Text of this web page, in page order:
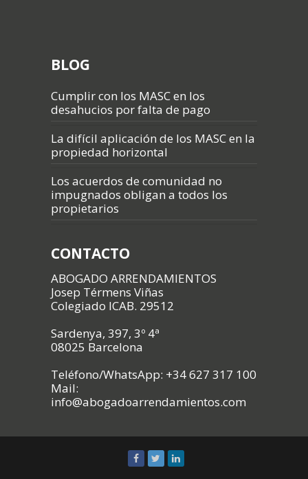
BLOG
Cumplir con los MASC en los
desahucios por falta de pago
La difícil aplicación de los MASC en la
propiedad horizontal
Los acuerdos de comunidad no
impugnados obligan a todos los
propietarios
CONTACTO
ABOGADO ARRENDAMIENTOS
Josep Térmens Viñas
Colegiado ICAB. 29512
Sardenya, 397, 3º 4ª
08025 Barcelona
Teléfono/WhatsApp: +34 627 317 100
Mail:
info@abogadoarrendamientos.com